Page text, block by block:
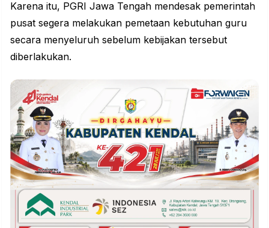
Karena itu, PGRI Jawa Tengah mendesak pemerintah
pusat segera melakukan pemetaan kebutuhan guru
secara menyeluruh sebelum kebijakan tersebut
diberlakukan.